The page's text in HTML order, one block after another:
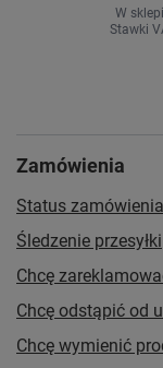
W
Stawki
Zamówienia
Status zamówienia
Śledzenie przesyłki
Chcę
Chcę odstąpić od
Chcę wymienić